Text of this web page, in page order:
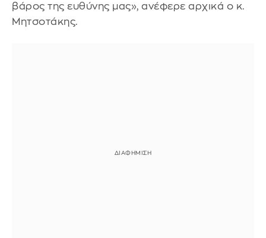
βάρος της ευθύνης μας», ανέφερε αρχικά ο κ.
Μητσοτάκης.